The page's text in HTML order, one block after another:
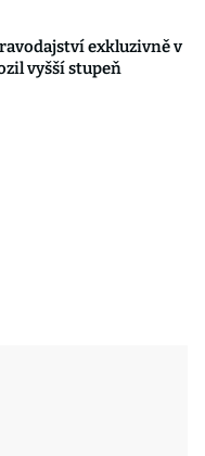
exkluzivně v
vyšší stupeň